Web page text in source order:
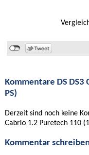
Kommentare DS DS3
PS)
Derzeit sind noch keine
Cabrio 1.2 Puretech 110
Kommentar